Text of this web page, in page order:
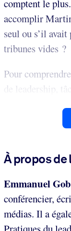
comptent le
accomplir
seul ou s’il avait
tribunes vides ?
Pour
de leadership,
À propos de
Emmanuel
conférencier,
médias. Il a